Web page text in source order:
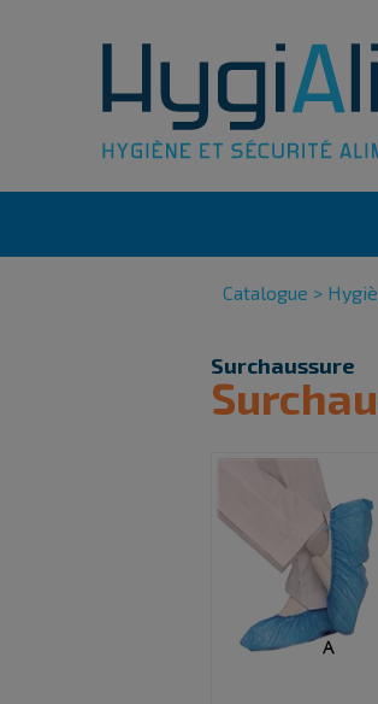
Catalogue >
Surchaussure